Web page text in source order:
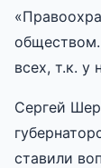
всех, т.к. у
Сергей
ставили